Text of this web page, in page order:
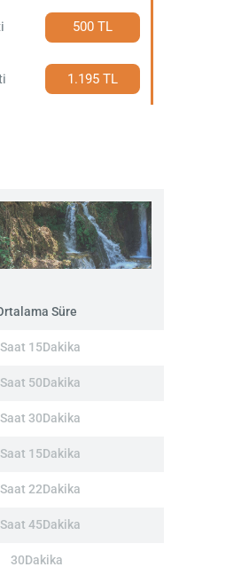
500 TL
1.195 TL
Süre
15Dakika
50Dakika
30Dakika
15Dakika
22Dakika
45Dakika
30Dakika